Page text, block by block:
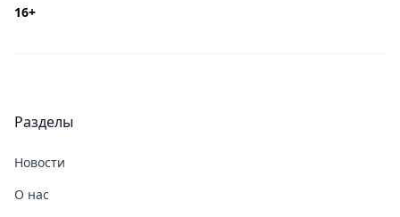
16+
Разделы
Новости
О нас